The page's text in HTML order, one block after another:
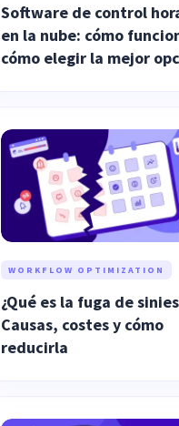
Software de control
en la nube: cómo
cómo elegir la mejor
WORKFLOW OPTIMIZATION
¿Qué es la fuga de
Causas, costes y cómo
reducirla